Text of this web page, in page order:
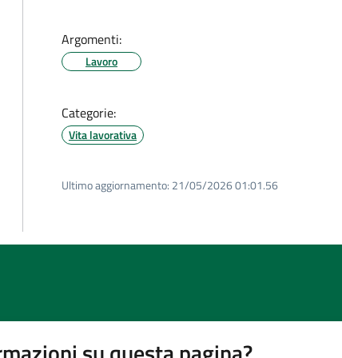
Argomenti:
Lavoro
Categorie:
Vita lavorativa
Ultimo aggiornamento: 21/05/2026 01:01.56